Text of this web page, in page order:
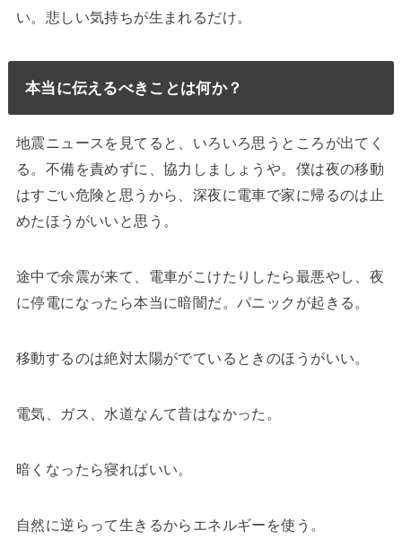
い。悲しい気持ちが生まれるだけ。
本当に伝えるべきことは何か？
地震ニュースを見てると、いろいろ思うところが出てく
る。不備を責めずに、協力しましょうや。僕は夜の移動
はすごい危険と思うから、深夜に電車で家に帰るのは止
めたほうがいいと思う。
途中で余震が来て、電車がこけたりしたら最悪やし、夜
に停電になったら本当に暗闇だ。パニックが起きる。
移動するのは絶対太陽がでているときのほうがいい。
電気、ガス、水道なんて昔はなかった。
暗くなったら寝ればいい。
自然に逆らって生きるからエネルギーを使う。